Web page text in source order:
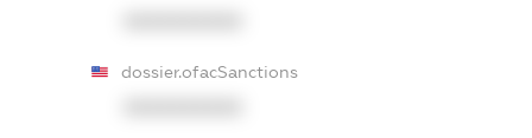
dossier.ofacSanctions